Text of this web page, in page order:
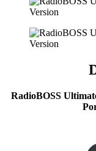
RadioBOSS